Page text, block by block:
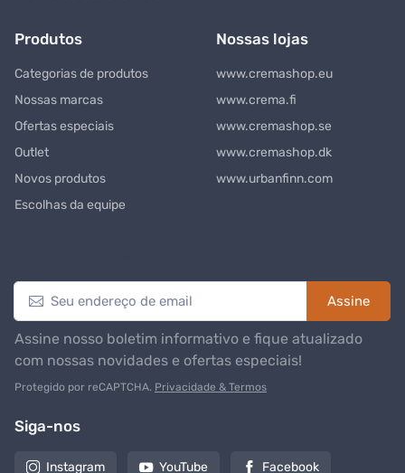
Produtos
Categorias de produtos
Nossas marcas
Ofertas especiais
Outlet
Novos produtos
Escolhas da equipe
Nossas lojas
www.cremashop.eu
www.crema.fi
www.cremashop.se
www.cremashop.dk
www.urbanfinn.com
Assine
Assine nosso boletim informativo e fique atualizado
com nossas novidades e ofertas especiais!
Protegido por reCAPTCHA. Privacidade & Termos
Siga-nos
Instagram YouTube Facebook